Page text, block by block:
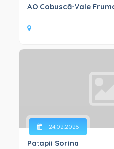
AO Cobuscă-Vale
24.02.2026
Patapii Sorina